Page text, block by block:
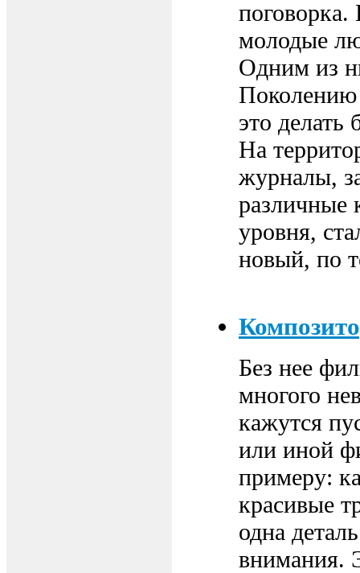
поговорка.
молодые
Одним из
Поколению
это
На
журналы,
различные
уровня,
новый, по
Без нее
многого
кажутся
или иной
примеру:
красивые
одна
внимания.